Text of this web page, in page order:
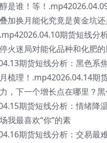
是谁！等！
加换月能化究竟是黄金坑
期货短线分
火迷局对能化品种和化肥的
期货短线分析：黑色系
梳理！.mp42026.04.14期
，下一个增长点在哪里？
期货短线分析：情绪降
我最喜欢“你”的素
期货短线分析：交易最